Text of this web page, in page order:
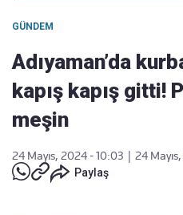
GÜNDEM
Adıyaman’da
kapış kapış gitti!
meşin
24 Mayıs, 2024 - 10:03
24
Paylaş